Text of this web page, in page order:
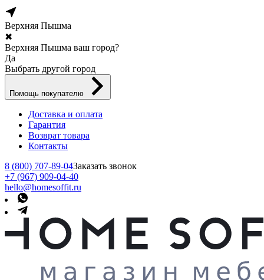
Верхняя Пышма
✖
Верхняя Пышма ваш город?
Да
Выбрать другой город
Помощь покупателю
Доставка и оплата
Гарантия
Возврат товара
Контакты
8 (800) 707-89-04Заказать звонок
+7 (967) 909-04-40
hello@homesoffit.ru